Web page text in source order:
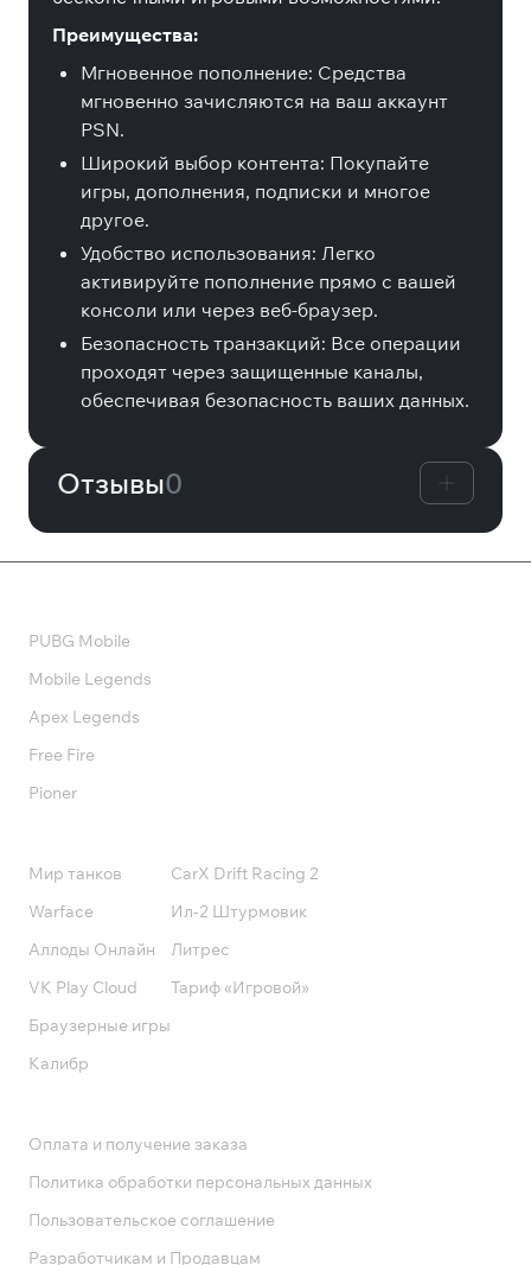
Преимущества:
Мгновенное пополнение: Средства
мгновенно зачисляются на ваш аккаунт
PSN.
Широкий выбор контента: Покупайте
игры, дополнения, подписки и многое
другое.
Удобство использования: Легко
активируйте пополнение прямо с вашей
консоли или через веб-браузер.
Безопасность транзакций: Все операции
проходят через защищенные каналы,
обеспечивая безопасность ваших данных.
Отзывы0
PUBG Mobile
Mobile Legends
Apex Legends
Free Fire
Pioner
Мир танков
Warface
Аллоды Онлайн
VK Play Cloud
Браузерные игры
Калибр
CarX Drift Racing 2
Ил-2 Штурмовик
Литрес
Тариф «Игровой»
Оплата и получение заказа
Политика обработки персональных данных
Пользовательское соглашение
Разработчикам и Продавцам